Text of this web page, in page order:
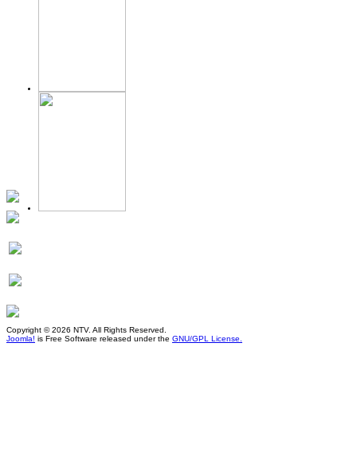
Copyright © 2026 NTV. All Rights Reserved.
Joomla! is Free Software released under the GNU/GPL License.